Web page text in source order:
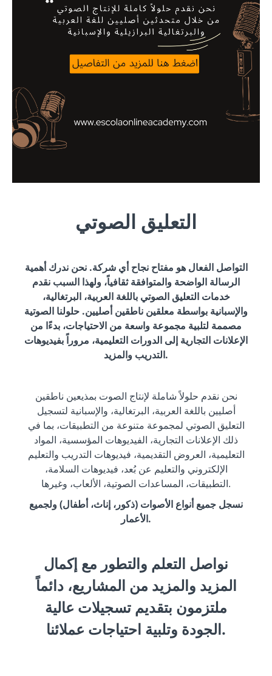
التعليق الصوتي
التواصل الفعال هو مفتاح نجاح أي شركة. نحن ندرك أهمية
الرسالة الواضحة والمتوافقة ثقافياً، ولهذا السبب نقدم
خدمات التعليق الصوتي باللغة العربية، البرتغالية،
والإسبانية بواسطة معلقين ناطقين أصليين. حلولنا الصوتية
مصممة لتلبية مجموعة واسعة من الاحتياجات، بدءًا من
الإعلانات التجارية إلى الدورات التعليمية، مروراً بفيديوهات
التدريب والمزيد.
نحن نقدم حلولاً شاملة لإنتاج الصوت بمذيعين ناطقين
أصليين باللغة العربية، البرتغالية، والإسبانية لتسجيل
التعليق الصوتي لمجموعة متنوعة من التطبيقات، بما في
ذلك الإعلانات التجارية، الفيديوهات المؤسسية، المواد
التعليمية، العروض التقديمية، فيديوهات التدريب والتعليم
الإلكتروني والتعليم عن بُعد، فيديوهات السلامة،
التطبيقات، المساعدات الصوتية، الألعاب، وغيرها.
نسجل جميع أنواع الأصوات (ذكور، إناث، أطفال) ولجميع
الأعمار.
نواصل التعلم والتطور مع إكمال
المزيد والمزيد من المشاريع، دائماً
ملتزمون بتقديم تسجيلات عالية
الجودة وتلبية احتياجات عملائنا.